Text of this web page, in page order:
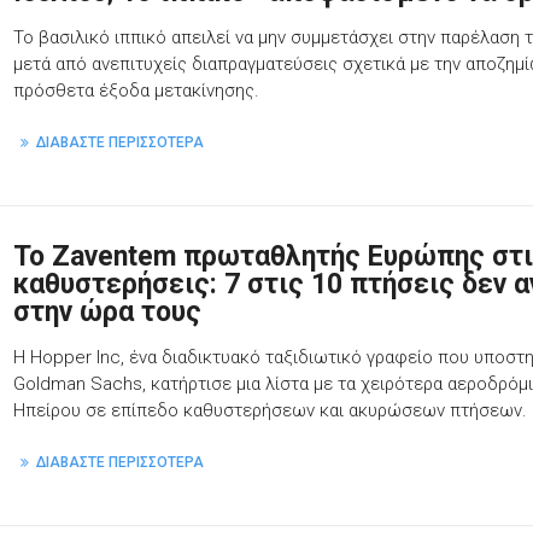
Το βασιλικό ιππικό απειλεί να μην συμμετάσχει στην παρέλαση
μετά από ανεπιτυχείς διαπραγματεύσεις σχετικά με την
πρόσθετα έξοδα μετακίνησης.
ΔΙΑΒΑΣΤΕ ΠΕΡΙΣΣΟΤΕΡΑ
Το Zaventem πρωταθλητής Ευρώπης
καθυστερήσεις: 7 στις 10 πτήσεις δεν
στην ώρα τους
H Hopper Inc, ένα διαδικτυακό ταξιδιωτικό γραφείο που
Goldman Sachs, κατήρτισε μια λίστα με τα χειρότερα
Ηπείρου σε επίπεδο καθυστερήσεων και ακυρώσεων πτήσεων.
ΔΙΑΒΑΣΤΕ ΠΕΡΙΣΣΟΤΕΡΑ